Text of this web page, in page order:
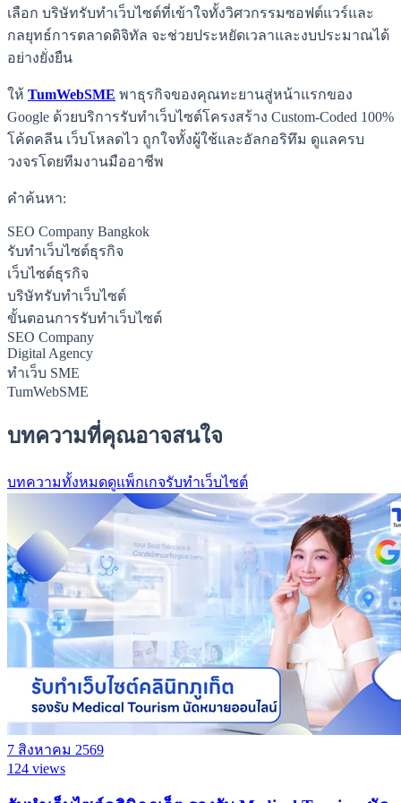
เลือก บริษัทรับทำเว็บไซต์ที่เข้าใจทั้งวิศวกรรมซอฟต์แวร์และ
กลยุทธ์การตลาดดิจิทัล จะช่วยประหยัดเวลาและงบประมาณได้
อย่างยั่งยืน
ให้ TumWebSME พาธุรกิจของคุณทะยานสู่หน้าแรกของ
Google ด้วยบริการรับทำเว็บไซต์โครงสร้าง Custom-Coded 100%
โค้ดคลีน เว็บโหลดไว ถูกใจทั้งผู้ใช้และอัลกอริทึม ดูแลครบ
วงจรโดยทีมงานมืออาชีพ
คำค้นหา:
SEO Company Bangkok
รับทำเว็บไซต์ธุรกิจ
เว็บไซต์ธุรกิจ
บริษัทรับทำเว็บไซต์
ขั้นตอนการรับทำเว็บไซต์
SEO Company
Digital Agency
ทำเว็บ SME
TumWebSME
บทความที่คุณอาจสนใจ
บทความทั้งหมดดูแพ็กเกจรับทำเว็บไซต์
7 สิงหาคม 2569
124 views